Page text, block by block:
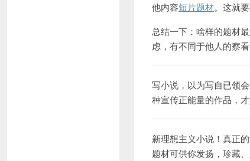
他内容短片题材。这就
总结一下：啥样的题材
虑，有不同于他人的察
写小说，以为写自已领
种宣传正能量的作品，才
新理想主义小说！真正
题材可供你发扬，珍藏